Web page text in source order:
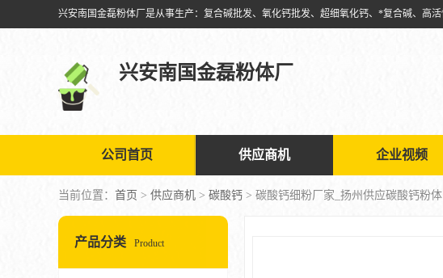
兴安南国金磊粉体厂
公司首页 供应商机 企业视频
当前位置： 首页 > 供应商机 > 碳酸钙 > 碳酸钙细粉厂家_扬州供应碳酸钙粉体
产品分类 Product